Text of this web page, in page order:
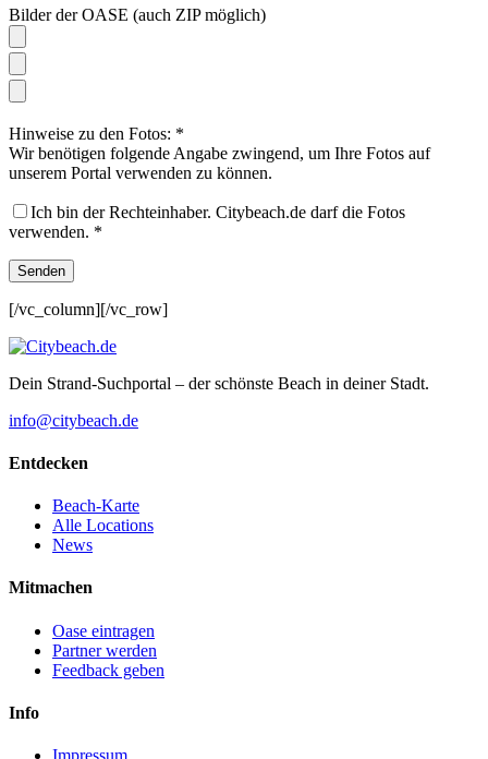
Bilder der OASE (auch ZIP möglich)
Hinweise zu den Fotos: *
Wir benötigen folgende Angabe zwingend, um Ihre Fotos auf
unserem Portal verwenden zu können.
Ich bin der Rechteinhaber. Citybeach.de darf die Fotos
verwenden. *
[/vc_column][/vc_row]
Dein Strand-Suchportal – der schönste Beach in deiner Stadt.
info@citybeach.de
Entdecken
Beach-Karte
Alle Locations
News
Mitmachen
Oase eintragen
Partner werden
Feedback geben
Info